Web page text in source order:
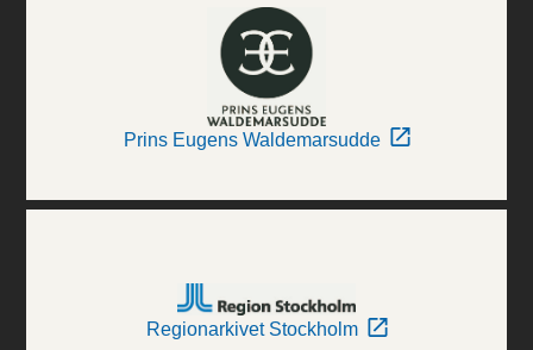
Prins Eugens Waldemarsudde
Regionarkivet Stockholm